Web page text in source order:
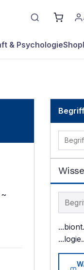
& PsychologieShop
...biont
...logie